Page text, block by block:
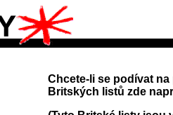
Chcete-li se podívat
Britských listů zde